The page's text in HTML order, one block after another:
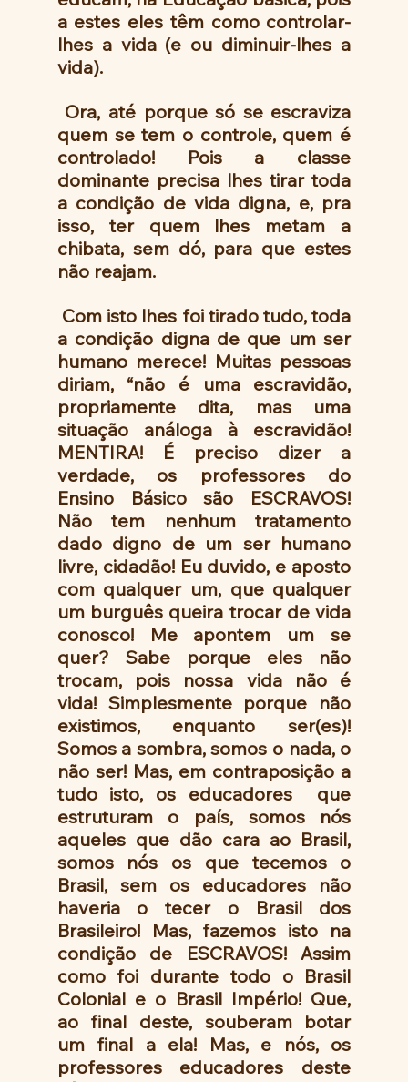
a estes eles têm como controlar-
lhes a vida (e ou diminuir-lhes a
vida).
quem se tem o controle, quem é
controlado! Pois a classe
dominante precisa lhes tirar toda
a condição de vida digna, e, pra
isso, ter quem lhes metam a
chibata, sem dó, para que estes
não reajam.
a condição digna de que um ser
humano merece! Muitas pessoas
diriam, “não é uma escravidão,
propriamente dita, mas uma
situação análoga à escravidão!
MENTIRA! É preciso dizer a
verdade, os professores do
Ensino Básico são ESCRAVOS!
Não tem nenhum tratamento
dado digno de um ser humano
livre, cidadão! Eu duvido, e aposto
com qualquer um, que qualquer
um burguês queira trocar de vida
conosco! Me apontem um se
quer? Sabe porque eles não
trocam, pois nossa vida não é
vida! Simplesmente porque não
existimos, enquanto ser(es)!
Somos a sombra, somos o nada, o
não ser! Mas, em contraposição a
tudo isto, os educadores  que
estruturam o país, somos nós
aqueles que dão cara ao Brasil,
somos nós os que tecemos o
Brasil, sem os educadores não
haveria o tecer o Brasil dos
Brasileiro! Mas, fazemos isto na
condição de ESCRAVOS! Assim
como foi durante todo o Brasil
Colonial e o Brasil Império! Que,
ao final deste, souberam botar
um final a ela! Mas, e nós, os
professores educadores deste